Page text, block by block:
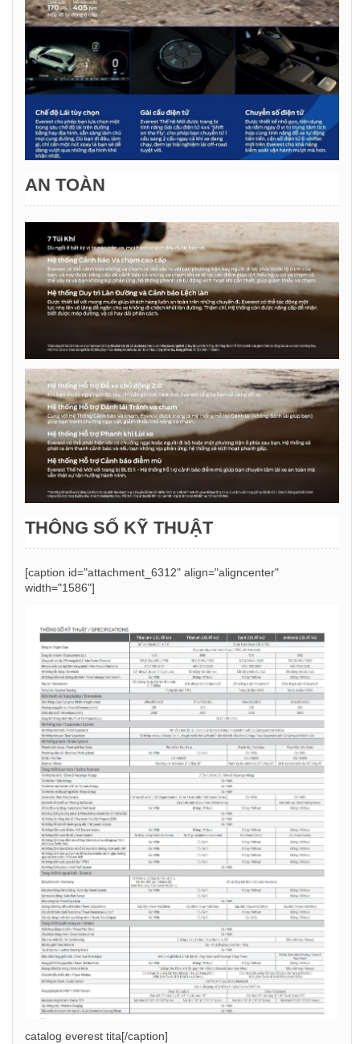
AN TOÀN
THÔNG SỐ KỸ THUẬT
[caption id="attachment_6312" align="aligncenter"
width="1586"]
catalog everest tita[/caption]